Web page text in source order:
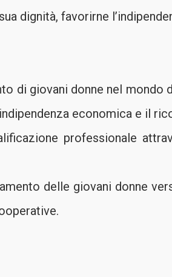
dignità, favorirne
di giovani donne nel
economica e il
professionale
delle giovani donne